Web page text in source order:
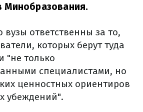
Минобразования.
вузы ответственны за то,
которых берут туда
"не только
специалистами, но
ценностных ориентиров
убеждений".